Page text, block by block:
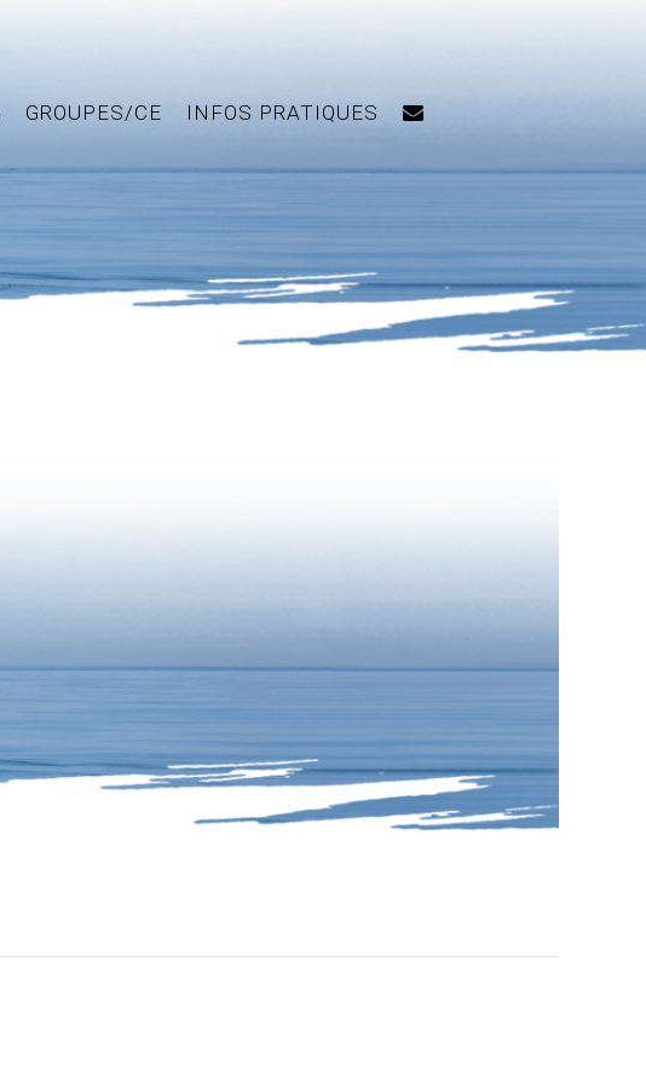
GROUPES/CE INFOS PRATIQUES